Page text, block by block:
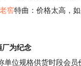
窖特曲：价格太高，
厂为纪念
位规格供货时段会员